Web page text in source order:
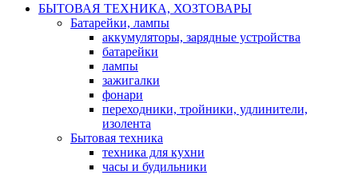
БЫТОВАЯ ТЕХНИКА, ХОЗТОВАРЫ
Батарейки, лампы
аккумуляторы, зарядные устройства
батарейки
лампы
зажигалки
фонари
переходники, тройники, удлинители,
изолента
Бытовая техника
техника для кухни
часы и будильники